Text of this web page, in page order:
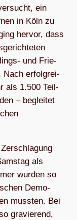
ein
in Köln zu
her­vor, dass
und Frie­
Nach erfolg­rei­
als 1.500 Teil­
– beglei­tet
als
wur­den so
Demo-
muss­ten. Bei
gra­vie­rend,